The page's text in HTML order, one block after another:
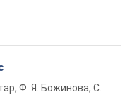
Ф. Я. Божинова, С.